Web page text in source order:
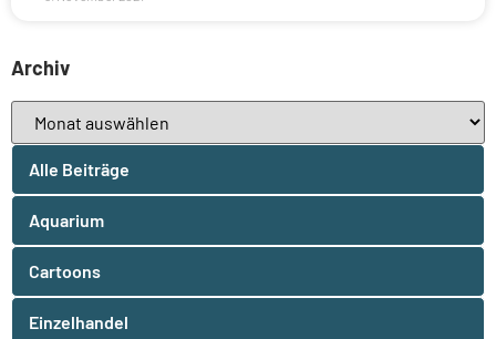
Archiv
Alle Beiträge
Aquarium
Cartoons
Einzelhandel